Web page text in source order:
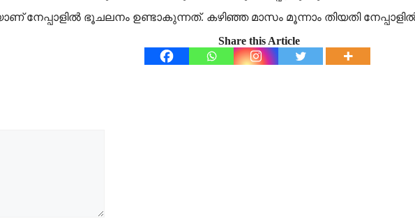
നേപ്പാളിൽ ഭൂചലനം ഉണ്ടാകുന്നത്. കഴിഞ്ഞ മാസം മൂന്നാം തിയതി
Share this Article